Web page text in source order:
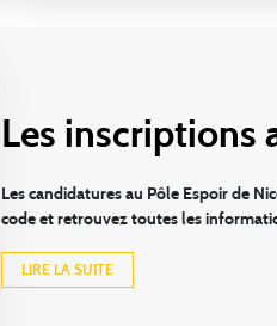
Les inscriptions
Les candidatures au Pôle Espoir de
code et retrouvez toutes les
LIRE LA SUITE